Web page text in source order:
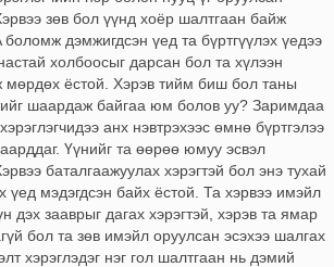
зөв бол үүнд хоёр шалтгаан байж
дэмжигдсэн үед та бүртгүүлэх үедээ
холбоосыг дарсан бол та хүлээн
мөрдөх ёстой. Хэрэв тийм биш бол таны
шаардаж байгаа юм болов уу? Заримдаа
анх нэвтрэхээс өмнө бүртгэлээ
Үүнийг та өөрөө юмуу эсвэл
баталгаажуулах хэрэгтэй бол энэ тухай
үед мэдэгдсэн байх ёстой. Та хэрвээ имэйл
дэх зааврыг дагах хэрэгтэй, хэрэв та ямар
бол та зөв имэйл оруулсан эсэхээ шалгах
хэрэглэдэг нэг гол шалтгаан нь дэмий